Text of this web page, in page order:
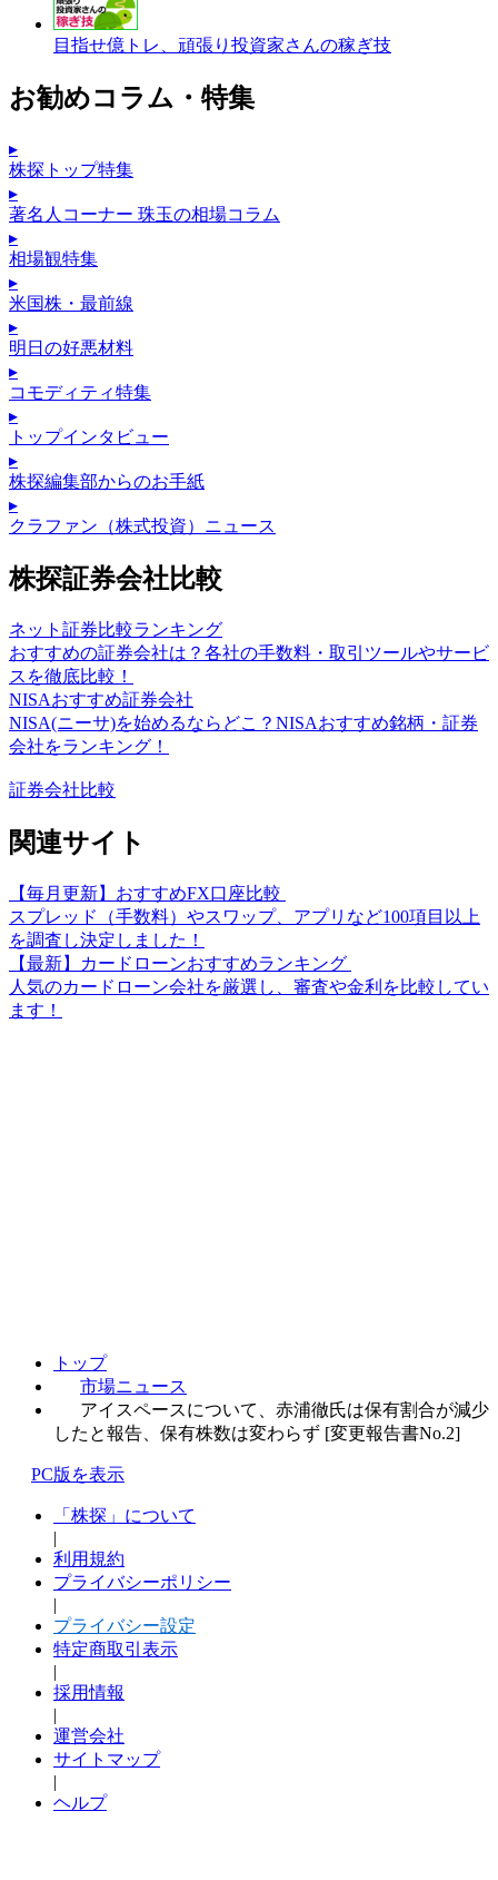
目指せ億トレ、頑張り投資家さんの稼ぎ技
お勧めコラム・特集
▸
株探トップ特集
▸
著名人コーナー 珠玉の相場コラム
▸
相場観特集
▸
米国株・最前線
▸
明日の好悪材料
▸
コモディティ特集
▸
トップインタビュー
▸
株探編集部からのお手紙
▸
クラファン（株式投資）ニュース
株探証券会社比較
ネット証券比較ランキング
おすすめの証券会社は？各社の手数料・取引ツールやサービ
スを徹底比較！
NISAおすすめ証券会社
NISA(ニーサ)を始めるならどこ？NISAおすすめ銘柄・証券
会社をランキング！
証券会社比較
関連サイト
【毎月更新】おすすめFX口座比較
スプレッド（手数料）やスワップ、アプリなど100項目以上
を調査し決定しました！
【最新】カードローンおすすめランキング
人気のカードローン会社を厳選し、審査や金利を比較してい
ます！
トップ
市場ニュース
アイスペースについて、赤浦徹氏は保有割合が減少
したと報告、保有株数は変わらず [変更報告書No.2]
PC版を表示
「株探」について
|
利用規約
プライバシーポリシー
|
プライバシー設定
特定商取引表示
|
採用情報
|
運営会社
サイトマップ
|
ヘルプ